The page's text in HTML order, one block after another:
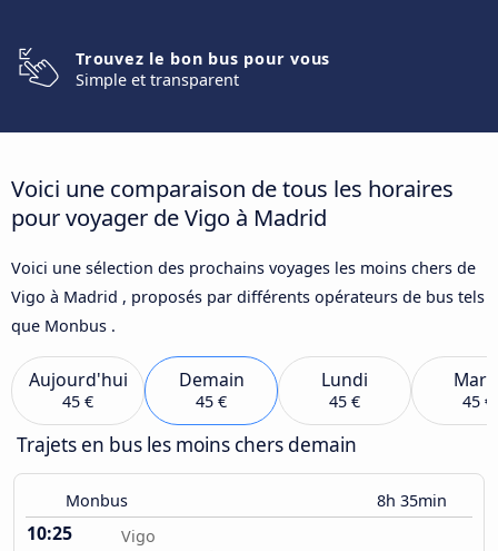
Trouvez le bon bus pour vous
Simple et transparent
Voici une comparaison de tous les horaires
pour voyager de Vigo à Madrid
Voici une sélection des prochains voyages les moins chers de
Vigo à Madrid , proposés par différents opérateurs de bus tels
que Monbus .
Aujourd'hui
45 €
Demain
45 €
Lundi
45 € 45 €
Trajets en bus les moins chers demain
Monbus 8h 35min
10:25 Vigo